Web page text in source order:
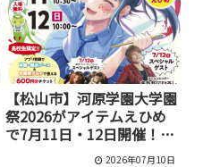
【松山市】河原学園大学園
祭2026がアイテムえひめ
で7月11日・12日開催！ア
ニソンライブや体験ブース
2026年07月10日